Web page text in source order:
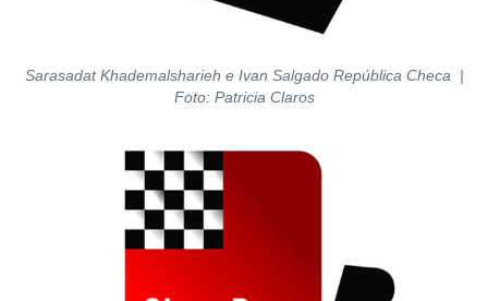
Sarasadat Khademalsharieh e Ivan Salgado República Checa |
Foto: Patricia Claros